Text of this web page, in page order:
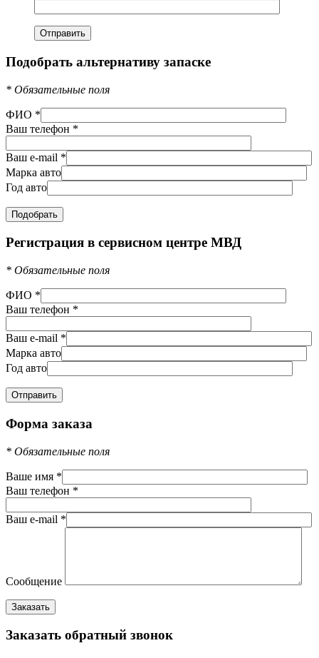
Подобрать альтернативу запаске
* Обязательные поля
ФИО *
Ваш телефон *
Ваш e-mail *
Марка авто
Год авто
Регистрация в сервисном центре МВД
* Обязательные поля
ФИО *
Ваш телефон *
Ваш e-mail *
Марка авто
Год авто
Форма заказа
* Обязательные поля
Ваше имя *
Ваш телефон *
Ваш e-mail *
Сообщение
Заказать обратный звонок